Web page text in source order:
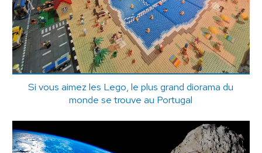
Si vous aimez les Lego, le plus grand diorama du
monde se trouve au Portugal